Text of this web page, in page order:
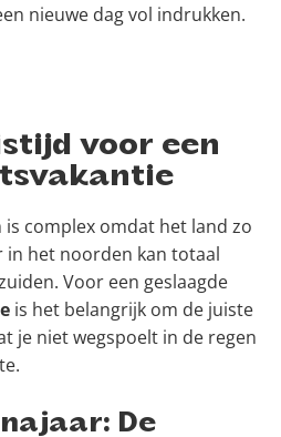
nieuwe dag vol indrukken.
voor een
complex omdat het land zo
in het noorden kan totaal
Voor een geslaagde
is het belangrijk om de juiste
je niet wegspoelt in de regen
De